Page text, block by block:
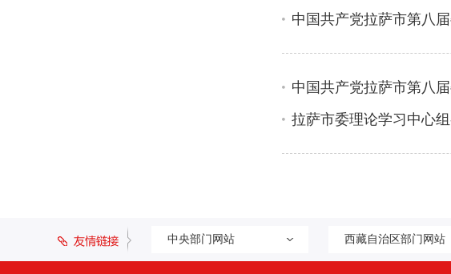
中国共产党拉萨市第八
中国共产党拉萨市第八
拉萨市委理论学习中心
中央部门网站 西藏自治区部门网站